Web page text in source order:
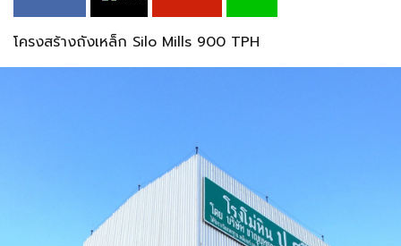
โครงสร้างถังเหล็ก Silo Mills 900 TPH